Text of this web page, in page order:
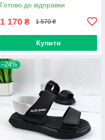
Готово до відправки
1 170 ₴ 1 570 ₴
Купити
–24%